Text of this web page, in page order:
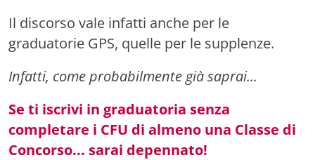
Il discorso vale infatti anche per le
graduatorie GPS, quelle per le supplenze.
Infatti, come probabilmente già saprai...
Se ti iscrivi in graduatoria senza
completare i CFU di almeno una Classe di
Concorso... sarai depennato!